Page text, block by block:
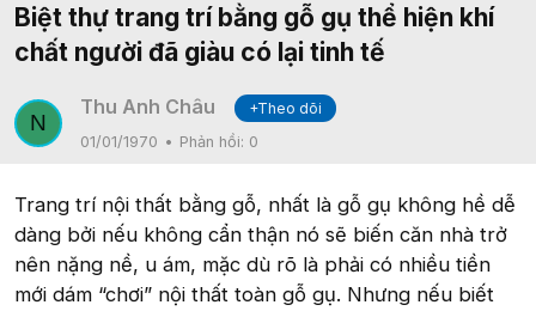
Biệt thự trang trí bằng gỗ gụ thể hiện khí
chất người đã giàu có lại tinh tế
N
Thu Anh Châu
+Theo dõi
01/01/1970
Phản hồi: 0
Trang trí nội thất bằng gỗ, nhất là gỗ gụ không hề dễ
dàng bởi nếu không cẩn thận nó sẽ biến căn nhà trở
nên nặng nề, u ám, mặc dù rõ là phải có nhiều tiền
mới dám “chơi” nội thất toàn gỗ gụ. Nhưng nếu biết